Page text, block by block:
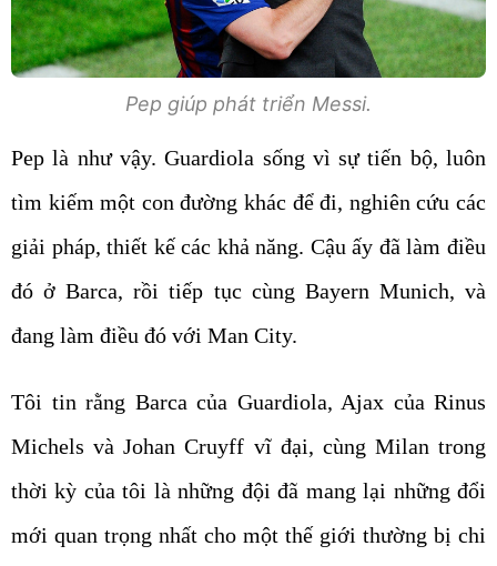
Pep giúp phát triển Messi.
Pep là như vậy. Guardiola sống vì sự tiến bộ, luôn
tìm kiếm một con đường khác để đi, nghiên cứu các
giải pháp, thiết kế các khả năng. Cậu ấy đã làm điều
đó ở Barca, rồi tiếp tục cùng Bayern Munich, và
đang làm điều đó với Man City.
Tôi tin rằng Barca của Guardiola, Ajax của Rinus
Michels và Johan Cruyff vĩ đại, cùng Milan trong
thời kỳ của tôi là những đội đã mang lại những đổi
mới quan trọng nhất cho một thế giới thường bị chi